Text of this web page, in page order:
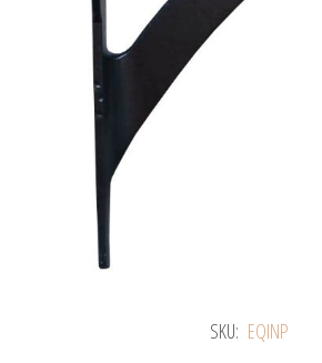
SKU: EQINP